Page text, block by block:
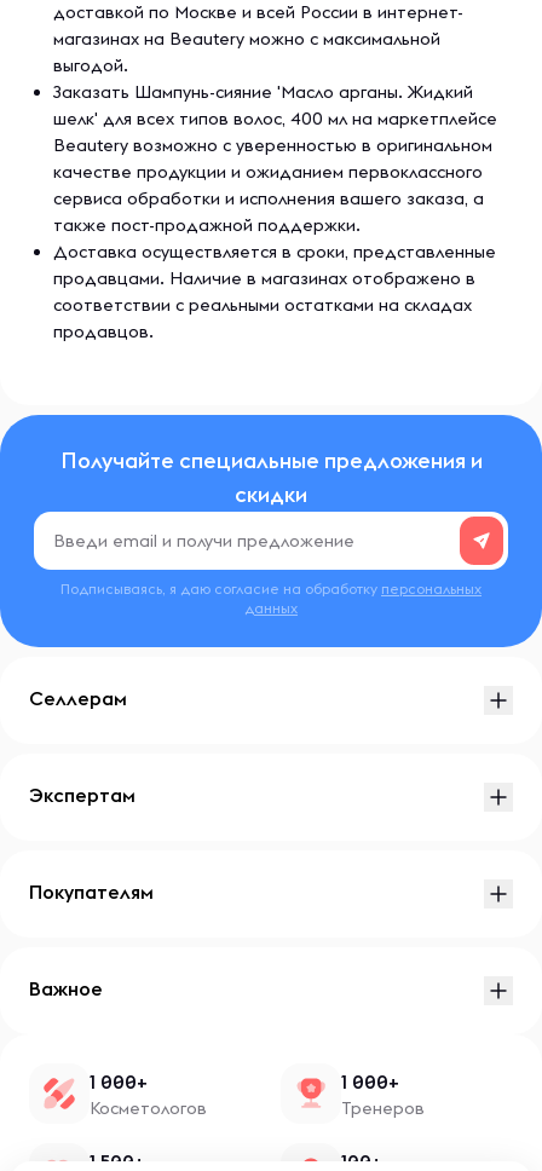
доставкой по Москве и всей России в интернет-
магазинах на Beautery можно с максимальной
выгодой.
Заказать Шампунь-сияние 'Масло арганы. Жидкий
шелк' для всех типов волос, 400 мл на маркетплейсе
Beautery возможно с уверенностью в оригинальном
качестве продукции и ожиданием первоклассного
сервиса обработки и исполнения вашего заказа, а
также пост-продажной поддержки.
Доставка осуществляется в сроки, представленные
продавцами. Наличие в магазинах отображено в
соответствии с реальными остатками на складах
продавцов.
Получайте специальные предложения и
скидки
Подписываясь, я даю согласие на обработку персональных
данных
Селлерам
Экспертам
Покупателям
Важное
1 000+
Косметологов
1 000+
Тренеров
1 500+ 100+